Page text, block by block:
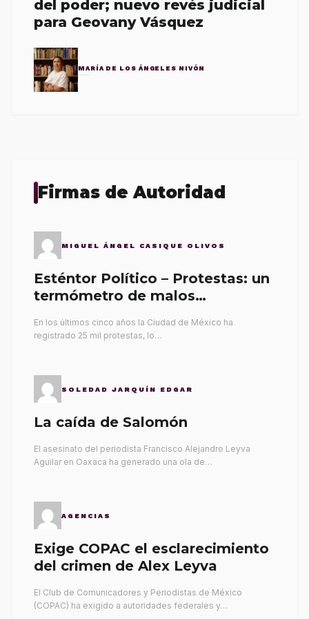
del poder; nuevo revés judicial
para Geovany Vásquez
MARÍA DE LOS ÁNGELES NIVÓN
Firmas de Autoridad
MIGUEL ÁNGEL CASIQUE OLIVOS
Esténtor Político – Protestas: un
termómetro de malos
En los últimos cinco años la Ciudad de México ha
registrado 25 mil protestas, lo…
SOLEDAD JARQUÍN EDGAR
La caída de Salomón
El asesinato del periodista Francisco Alejandro Leyva
Aguilar en Oaxaca ha generado una ola de…
AGENCIAS
Exige COPAC el esclarecimiento
del crimen de Alex Leyva
El Club de Comunicadores y Periodistas de México
(COPAC) ha exigido a autoridades federales y…